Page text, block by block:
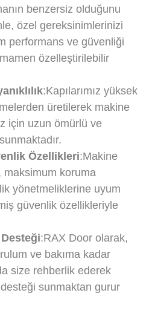
benzersiz olduğunu
özel gereksinimlerinizi
performans ve güvenliği
özelleştirilebilir
:Kapılarımız yüksek
üretilerek makine
için uzun ömürlü ve
Özellikleri:Makine
maksimum koruma
yönetmeliklerine uyum
güvenlik özellikleriyle
:RAX Door olarak,
ve bakıma kadar
size rehberlik ederek
sunmaktan gurur